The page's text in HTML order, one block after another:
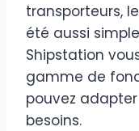
transporteurs,
été aussi
Shipstation
gamme de
pouvez
besoins.